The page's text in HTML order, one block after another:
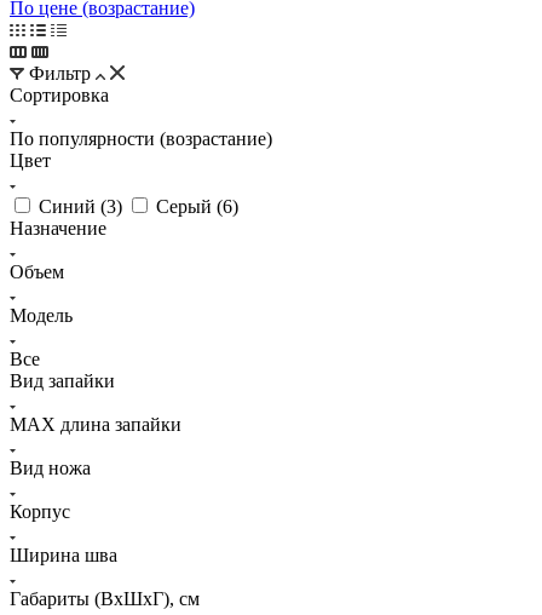
По цене (возрастание)
Фильтр
Сортировка
По популярности (возрастание)
Цвет
Синий (3) Серый (6)
Назначение
Объем
Модель
Все
Вид запайки
MAX длина запайки
Вид ножа
Корпус
Ширина шва
Габариты (ВхШхГ), см